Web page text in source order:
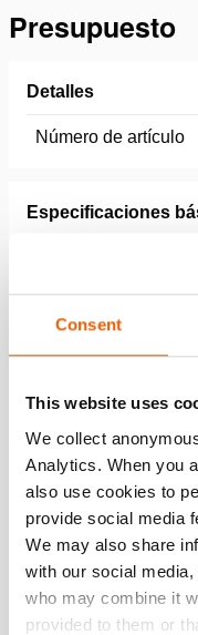
Consent
This website uses
We collect
Analytics. When you
also use cookies to
provide social media
We may also share
with our social
who may combine it
provided to them or
Presupuesto
Detalles
Número de artículo
Especificaciones
Protege el pistón de
soldadura
Descargas
HPJ 60
Carta